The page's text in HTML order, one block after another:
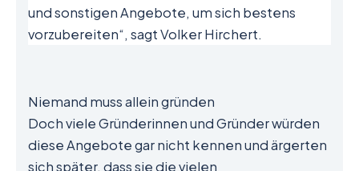
und sonstigen Angebote, um sich bestens
vorzubereiten“, sagt Volker Hirchert.
Niemand muss allein gründen
Doch viele Gründerinnen und Gründer würden
diese Angebote gar nicht kennen und ärgerten
sich später, dass sie die vielen